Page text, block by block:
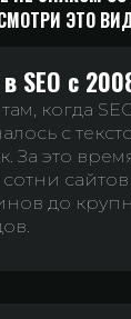
SEO с
когда
с
За это
сайтов
до
ЭТО